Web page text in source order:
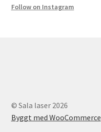
Follow on Instagram
© Sala laser 2026
Byggt med WooCommerce